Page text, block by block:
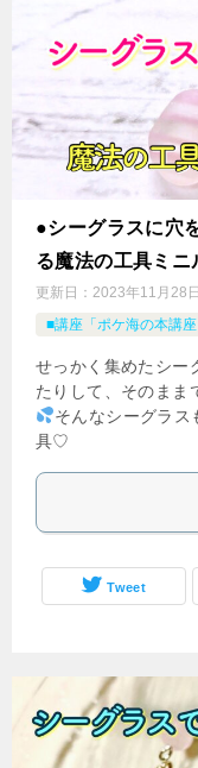
●シーグラスに穴
る魔法の工具ミ
更新日： 2023年11月28日
■講座「ポケ海の本講座
せっかく集めたシー
たりして、そのまま
そんなシーグラス
具♡
Tweet